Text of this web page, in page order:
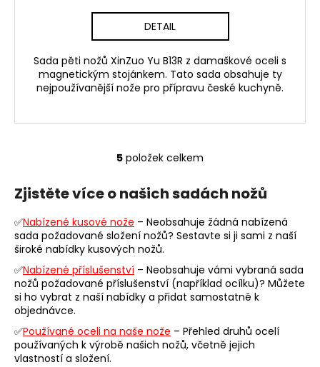
DETAIL
Sada pěti nožů XinZuo Yu B13R z damaškové oceli s
magnetickým stojánkem. Tato sada obsahuje ty
nejpoužívanější nože pro přípravu české kuchyně.
O
l
d
a
c
í
p
r
v
k
y
5 položek celkem
Zjistěte více o našich sadách nožů
✅Nabízené kusové nože – Neobsahuje žádná nabízená
sada požadované složení nožů? Sestavte si ji sami z naší
široké nabídky kusových nožů.
✅Nabízené příslušenství – Neobsahuje vámi vybraná sada
nožů požadované příslušenství (například ocílku)? Můžete
si ho vybrat z naší nabídky a přidat samostatně k
objednávce.
✅Používané oceli na naše nože – Přehled druhů ocelí
používaných k výrobě našich nožů, včetně jejich
vlastností a složení.